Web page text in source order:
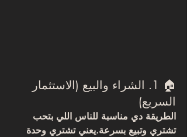
🏠 1. الشراء والبيع (الاستثمار
السريع)
الطريقة دي مناسبة للناس اللي بتحب
تشتري وتبيع بسرعة.يعني تشتري وحدة